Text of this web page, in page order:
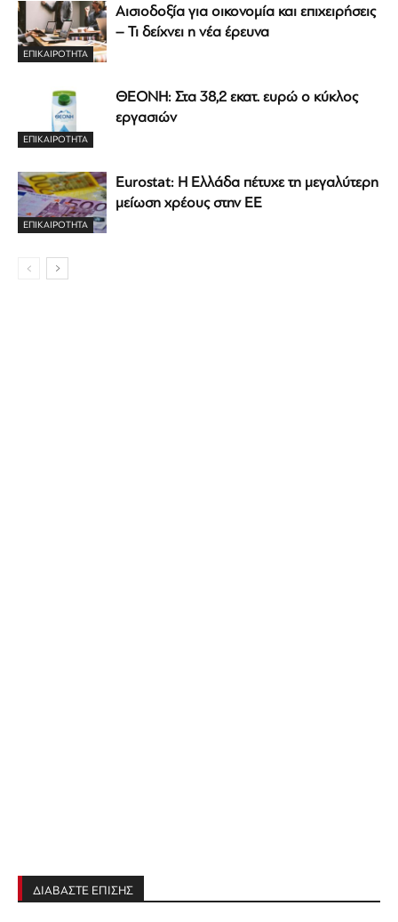
ΕΠΙΚΑΙΡΟΤΗΤΑ
Αισιοδοξία για οικονομία και επιχειρήσεις
– Τι δείχνει η νέα έρευνα
ΕΠΙΚΑΙΡΟΤΗΤΑ
ΘΕΟΝΗ: Στα 38,2 εκατ. ευρώ ο κύκλος
εργασιών
ΕΠΙΚΑΙΡΟΤΗΤΑ
Eurostat: Η Ελλάδα πέτυχε τη μεγαλύτερη
μείωση χρέους στην ΕΕ
ΔΙΑΒΑΣΤΕ ΕΠΙΣΗΣ